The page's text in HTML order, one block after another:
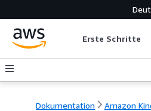
Erste Schritte
Dokumentation Amazon